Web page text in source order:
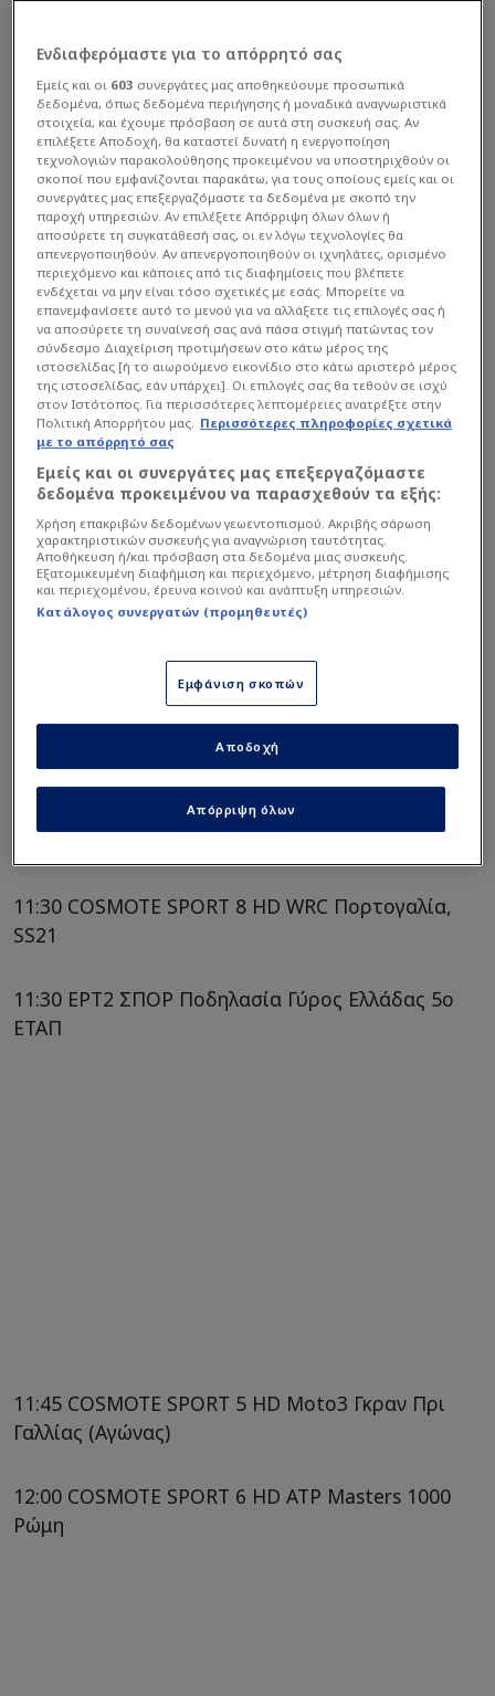
09:35 COSMOTE SPORT 5 HD Red Bull MotoGP
Rookies Cup Γαλλία, Λε Μαν – 2ος Αγώνας
Διαβάστε επίσης...
Η μεγάλη διαφορά
Ηλιόπουλου-Μελισσανίδη
και η σπουδαία…
μεταγραφή από ΠΑΟΚ!
Γνωστός δημοσιογράφος
και οπαδός του
Ολυμπιακού, πήρε δώρο για
Παναθηναϊκό!
10:35 COSMOTE SPORT 5 HD MotoGP Γκραν Πρι
Γαλλίας (Warm Up)
11:30 COSMOTE SPORT 8 HD WRC Πορτογαλία,
SS21
11:30 ΕΡΤ2 ΣΠΟΡ Ποδηλασία Γύρος Ελλάδας 5ο
ΕΤΑΠ
11:45 COSMOTE SPORT 5 HD Moto3 Γκραν Πρι
Γαλλίας (Αγώνας)
12:00 COSMOTE SPORT 6 HD ATP Masters 1000
Ρώμη
Ενδιαφερόμαστε για το απόρρητό σας
Εμείς και οι 603 συνεργάτες μας αποθηκεύουμε προσωπικά
δεδομένα, όπως δεδομένα περιήγησης ή μοναδικά αναγνωριστικά
στοιχεία, και έχουμε πρόσβαση σε αυτά στη συσκευή σας. Αν
επιλέξετε Αποδοχή, θα καταστεί δυνατή η ενεργοποίηση
τεχνολογιών παρακολούθησης προκειμένου να υποστηριχθούν οι
σκοποί που εμφανίζονται παρακάτω, για τους οποίους εμείς και οι
συνεργάτες μας επεξεργαζόμαστε τα δεδομένα με σκοπό την
παροχή υπηρεσιών. Αν επιλέξετε Απόρριψη όλων όλων ή
αποσύρετε τη συγκατάθεσή σας, οι εν λόγω τεχνολογίες θα
απενεργοποιηθούν. Αν απενεργοποιηθούν οι ιχνηλάτες, ορισμένο
περιεχόμενο και κάποιες από τις διαφημίσεις που βλέπετε
ενδέχεται να μην είναι τόσο σχετικές με εσάς. Μπορείτε να
επανεμφανίσετε αυτό το μενού για να αλλάξετε τις επιλογές σας ή
να αποσύρετε τη συναίνεσή σας ανά πάσα στιγμή πατώντας τον
σύνδεσμο Διαχείριση προτιμήσεων στο κάτω μέρος της
ιστοσελίδας [ή το αιωρούμενο εικονίδιο στο κάτω αριστερό μέρος
της ιστοσελίδας, εάν υπάρχει]. Οι επιλογές σας θα τεθούν σε ισχύ
στον Ιστότοπος. Για περισσότερες λεπτομέρειες ανατρέξτε στην
Πολιτική Απορρήτου μας. Περισσότερες πληροφορίες σχετικά
με το απόρρητό σας
Εμείς και οι συνεργάτες μας επεξεργαζόμαστε
δεδομένα προκειμένου να παρασχεθούν τα εξής:
Χρήση επακριβών δεδομένων γεωεντοπισμού. Ακριβής σάρωση
χαρακτηριστικών συσκευής για αναγνώριση ταυτότητας.
Αποθήκευση ή/και πρόσβαση στα δεδομένα μιας συσκευής.
Εξατομικευμένη διαφήμιση και περιεχόμενο, μέτρηση διαφήμισης
και περιεχομένου, έρευνα κοινού και ανάπτυξη υπηρεσιών.
Κατάλογος συνεργατών (προμηθευτές)
Εμφάνιση σκοπών
Απόρριψη όλων
Αποδοχή